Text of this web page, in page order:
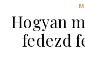
Hogyan
fedezd